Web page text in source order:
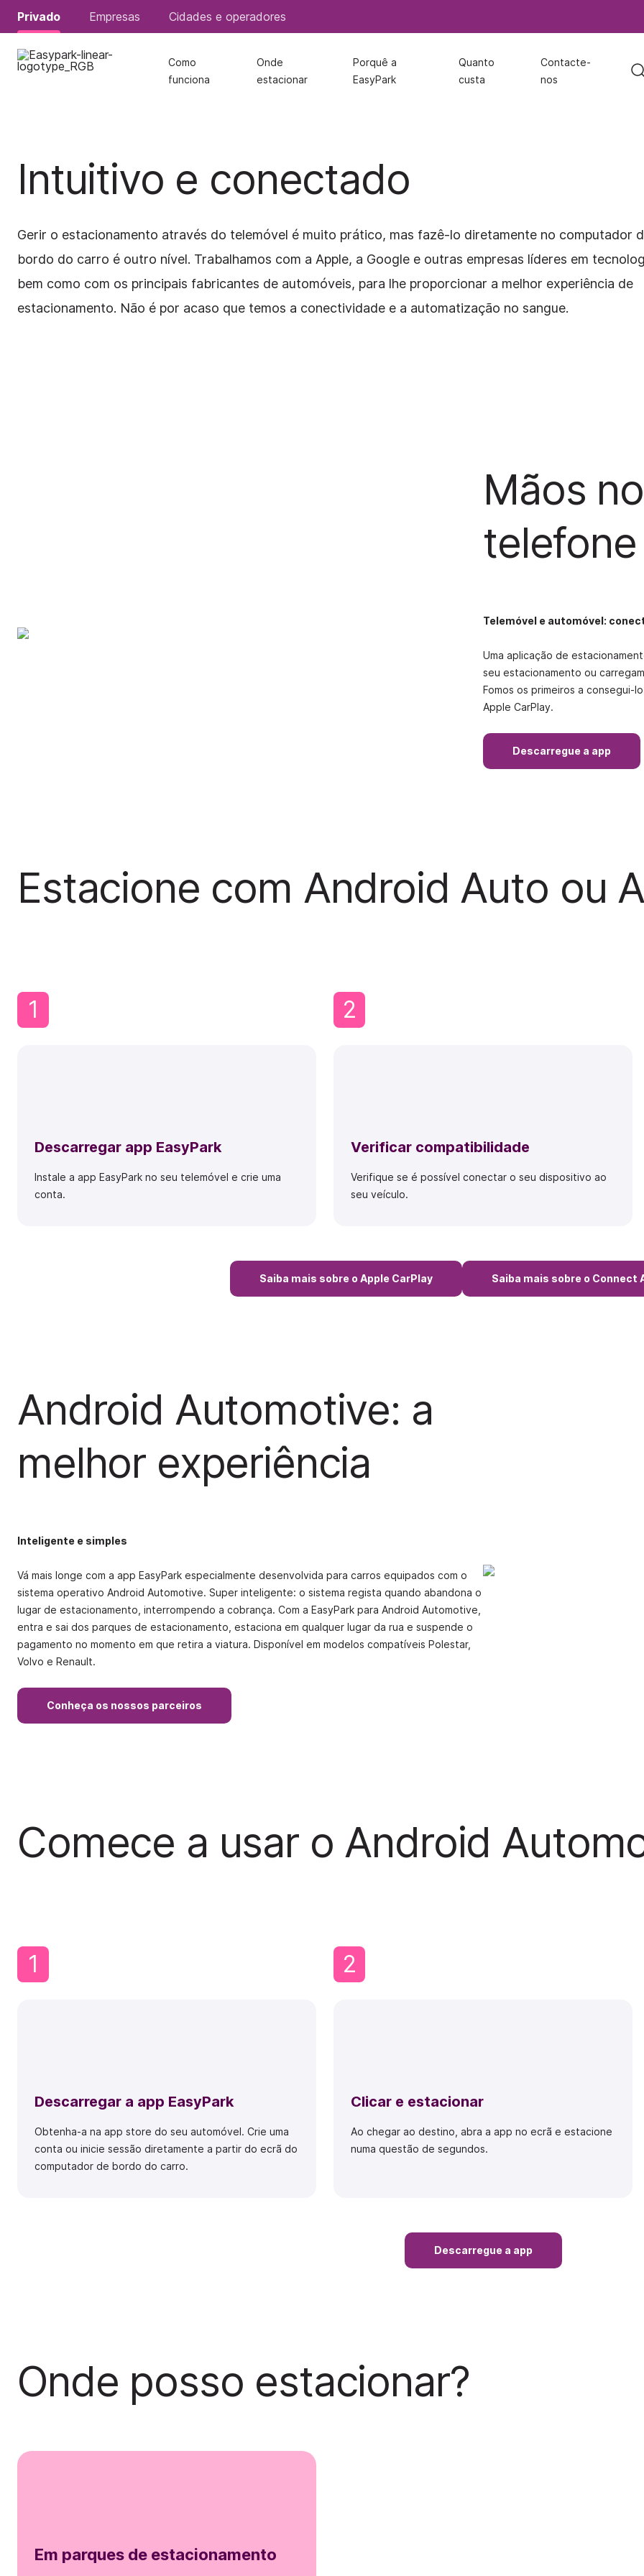
Privado Empresas Cidades e operadores
Como
funciona
Onde
estacionar
Porquê a
EasyPark
Quanto
custa
Contacte-
nos
Privado Empresas Cidades e operadores
Como
funciona
Onde
estacionar
Porquê a
EasyPark
Quanto
custa
Contacte-
nos
Intuitivo e conectado
Gerir o estacionamento através do telemóvel é muito prático, mas fazê-lo diretamente no computador
bordo do carro é outro nível. Trabalhamos com a Apple, a Google e outras empresas líderes em
bem como com os principais fabricantes de automóveis, para lhe proporcionar a melhor experiência de
estacionamento. Não é por acaso que temos a conectividade e a automatização no sangue.
Mãos
Telemóvel e automóvel:
Uma aplicação de
seu estacionamento ou
Fomos os primeiros a consegui-
Apple CarPlay.
Descarregue a app
Estacione com Android Auto ou
1
Descarregar app EasyPark
Instale a app EasyPark no seu telemóvel e crie uma
conta.
2
Verificar compatibilidade
Verifique se é possível conectar o seu dispositivo ao
seu veículo.
Saiba mais sobre o Apple CarPlay Saiba mais sobre o Connect
Android Automotive: a
melhor experiência
Inteligente e simples
Vá mais longe com a app EasyPark especialmente desenvolvida para carros equipados com o
sistema operativo Android Automotive. Super inteligente: o sistema regista quando abandona o
lugar de estacionamento, interrompendo a cobrança. Com a EasyPark para Android Automotive,
entra e sai dos parques de estacionamento, estaciona em qualquer lugar da rua e suspende o
pagamento no momento em que retira a viatura. Disponível em modelos compatíveis Polestar,
Volvo e Renault.
Conheça os nossos parceiros
Comece a usar o Android
1
Descarregar a app EasyPark
Obtenha-a na app store do seu automóvel. Crie uma
conta ou inicie sessão diretamente a partir do ecrã do
computador de bordo do carro.
2
Clicar e estacionar
Ao chegar ao destino, abra a app no ecrã e estacione
numa questão de segundos.
Descarregue a app
Onde posso estacionar?
Em parques de estacionamento